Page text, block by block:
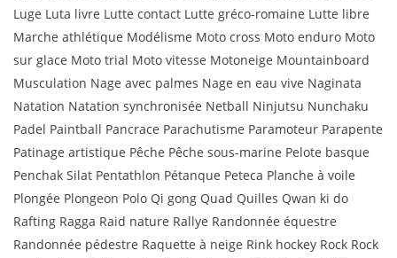
Luge Luta livre Lutte contact Lutte gréco-romaine Lutte libre
Marche athlétique Modélisme Moto cross Moto enduro Moto
sur glace Moto trial Moto vitesse Motoneige Mountainboard
Musculation Nage avec palmes Nage en eau vive Naginata
Natation Natation synchronisée Netball Ninjutsu Nunchaku
Padel Paintball Pancrace Parachutisme Paramoteur Parapente
Patinage artistique Pêche Pêche sous-marine Pelote basque
Penchak Silat Pentathlon Pétanque Peteca Planche à voile
Plongée Plongeon Polo Qi gong Quad Quilles Qwan ki do
Rafting Ragga Raid nature Rallye Randonnée équestre
Randonnée pédestre Raquette à neige Rink hockey Rock Rock